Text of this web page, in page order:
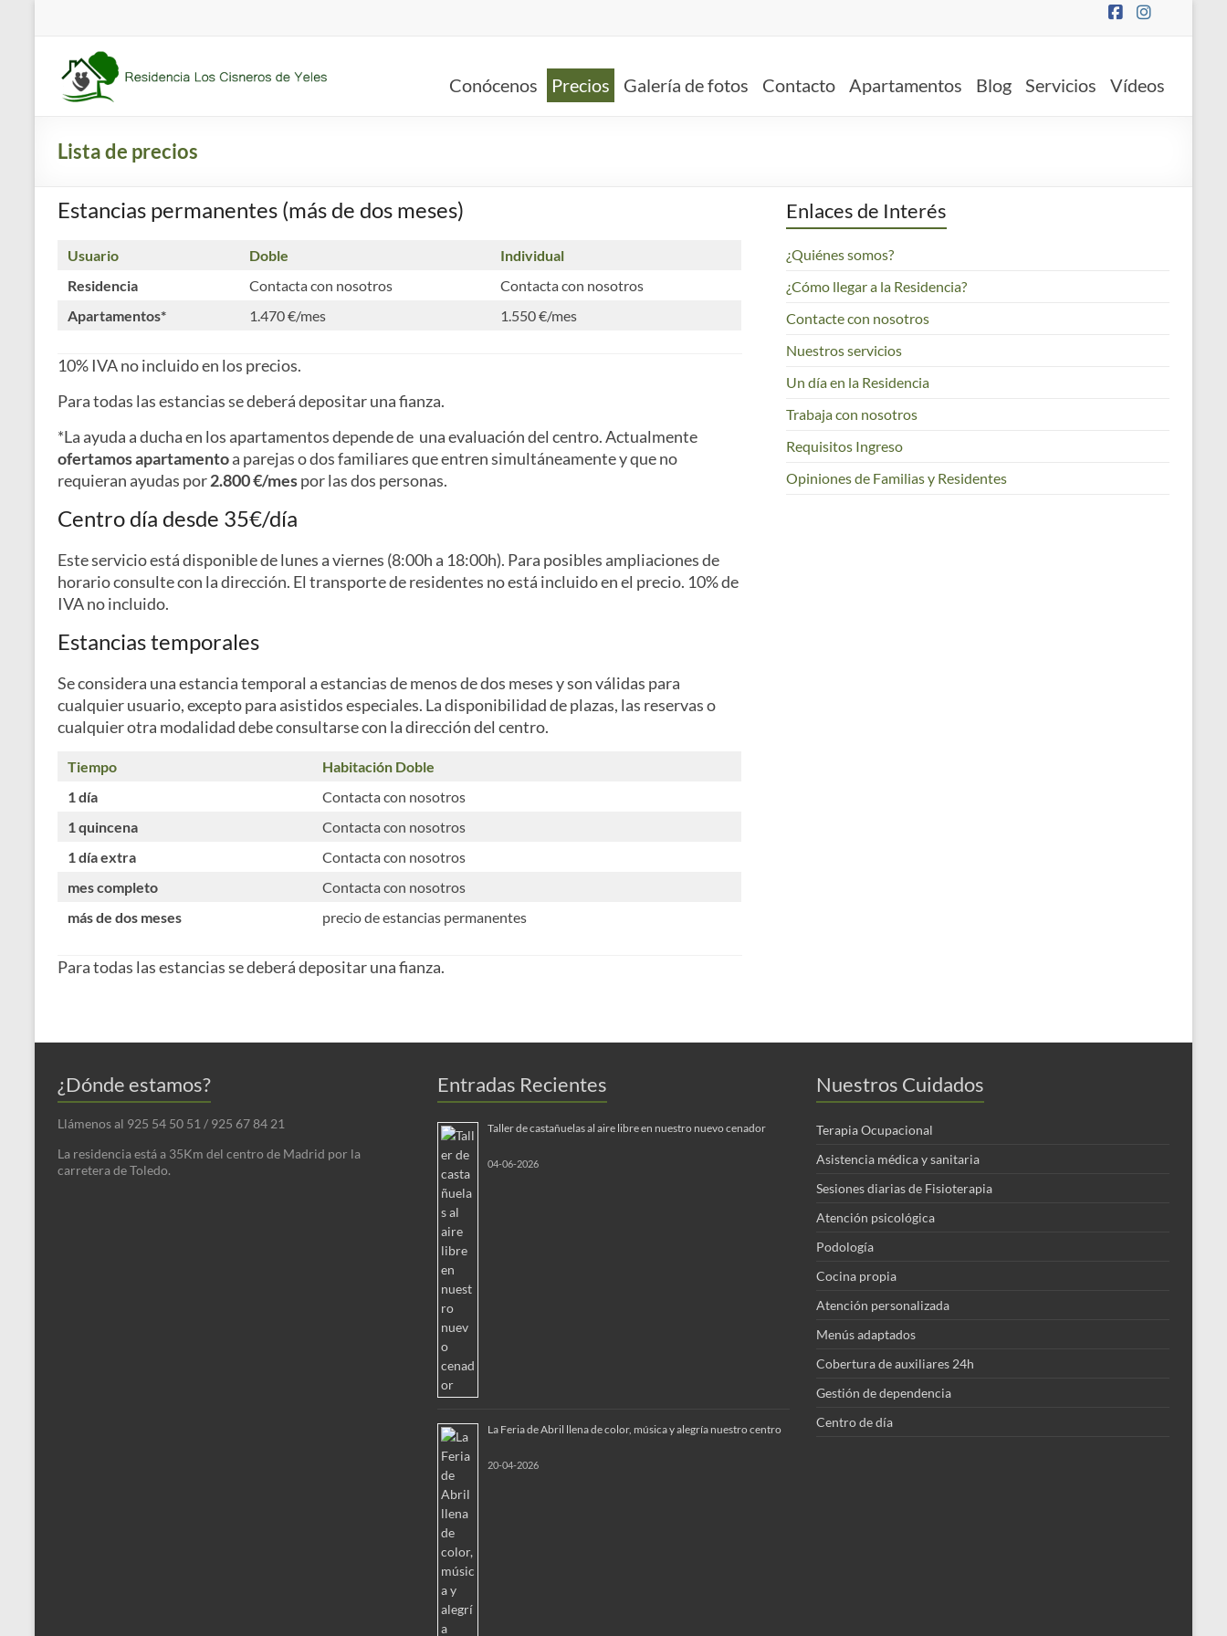
Residencia
Los
Cisneros
de
mayores
apartamentos
tutelados
Conócenos Precios Galería de fotos Contacto Apartamentos Blog Servicios Vídeos
Lista de precios
Estancias permanentes (más de dos meses)
Usuario Doble
Individual
Residencia
Contacta con nosotros
Contacta con nosotros
Apartamentos*
1.470 €/mes 1.550 €/mes
10% IVA no incluido en los precios.
Para todas las estancias se deberá depositar una fianza.
*La ayuda a ducha en los apartamentos depende de una evaluación del centro. Actualmente
ofertamos apartamentoa parejas o dos familiares que entren simultáneamente y que no
requieran ayudas por2.800 €/mespor las dos personas.
Centro día desde 35€/día
Este servicio está disponible de lunes a viernes (8:00h a 18:00h). Para posibles ampliaciones de
horario consulte con la dirección. El transporte de residentes no está incluido en el precio. 10% de
IVA no incluido.
Estancias temporales
Se considera una estancia temporal a estancias de menos de dos meses y son válidas para
cualquier usuario, excepto para asistidos especiales. La disponibilidad de plazas, las reservas o
cualquier otra modalidad debe consultarse con la dirección del centro.
Tiempo
Habitación Doble
1 día
Contacta con nosotros
1 quincena
Contacta con nosotros
1 día extra
Contacta con nosotros
mes completo
Contacta con nosotros
más de dos meses
precio de estancias permanentes
Para todas las estancias se deberá depositar una fianza.
Enlaces de Interés
¿Quiénes somos?
¿Cómo llegar a la Residencia?
Contacte con nosotros
Nuestros servicios
Un día en la Residencia
Trabaja con nosotros
Requisitos Ingreso
Opiniones de Familias y Residentes
¿Dónde estamos?
Llámenos al 925 54 50 51 / 925 67 84 21
La residencia está a 35Km del centro de Madrid por la
carretera de Toledo.
Entradas Recientes
Taller de castañuelas al aire libre en nuestro nuevo cenador
04-06-2026
La Feria de Abril llena de color, música y alegría nuestro centro
20-04-2026
Nuestros Cuidados
Terapia Ocupacional
Asistencia médica y sanitaria
Sesiones diarias de Fisioterapia
Atención psicológica
Podología
Cocina propia
Atención personalizada
Menús adaptados
Cobertura de auxiliares 24h
Gestión de dependencia
Centro de día